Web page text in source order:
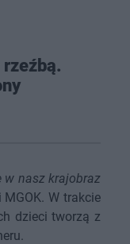
w nasz krajobraz
W trakcie
dzieci tworzą z